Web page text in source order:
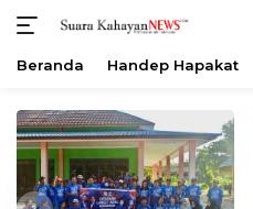
konten
Beranda Handep Hapakat